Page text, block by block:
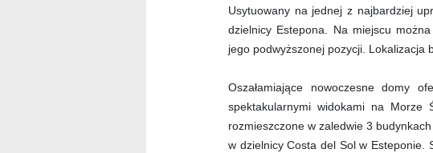
Usytuowany na jednej z najbardziej
dzielnicy Estepona. Na miejscu
jego podwyższonej pozycji. Lokalizacja
Oszałamiające nowoczesne domy
spektakularnymi widokami na Morze
rozmieszczone w zaledwie 3
w dzielnicy Costa del Sol w Esteponie.